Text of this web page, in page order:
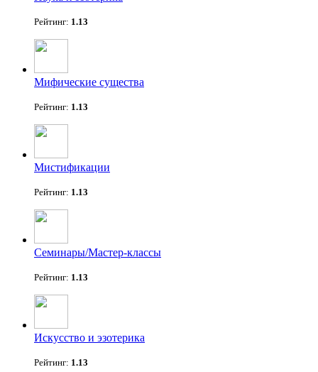
Рейтинг: 1.13
Мифические существа
Рейтинг: 1.13
Мистификации
Рейтинг: 1.13
Семинары/Мастер-классы
Рейтинг: 1.13
Искусство и эзотерика
Рейтинг: 1.13